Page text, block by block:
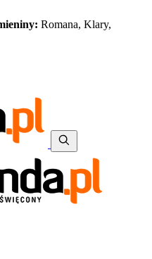
Romana, Klary,